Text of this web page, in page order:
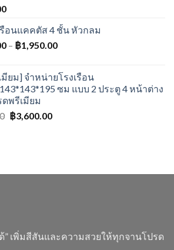
รือนแคคตัส 4 ชั้น หัวกลม
– ฿1,950.00
มียม] จำหน่ายโรงเรือน
ซม แบบ 2 ประตู 4 หน้าต่าง
ดพรีเมียม
฿3,600.00
” เพิ่มสีสันและความสวยให้ทุกจานโปรด